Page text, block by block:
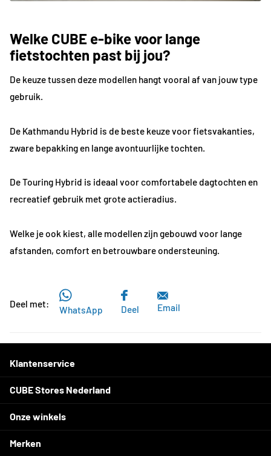
Welke CUBE e-bike voor lange
fietstochten past bij jou?
De keuze tussen deze modellen hangt vooral af van jouw type
gebruik.
De Kathmandu Hybrid is de beste keuze voor fietsvakanties,
zware bepakking en lange avontuurlijke tochten.
De Touring Hybrid is ideaal voor comfortabele dagtochten en
recreatief gebruik met grote actieradius.
Welke je ook kiest, alle modellen zijn gebouwd voor lange
afstanden, comfort en betrouwbare ondersteuning.
Deel met:
WhatsApp Deel Email
Klantenservice
CUBE Stores Nederland
Onze winkels
Merken